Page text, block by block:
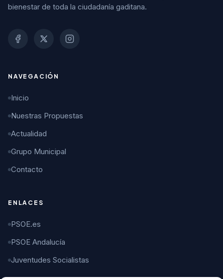
bienestar de toda la ciudadanía gaditana.
NAVEGACIÓN
Inicio
Nuestras Propuestas
Actualidad
Grupo Municipal
Contacto
ENLACES
PSOE.es
PSOE Andalucía
Juventudes Socialistas